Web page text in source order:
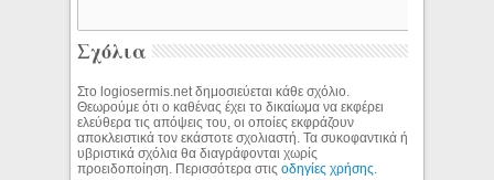
Σχόλια
Στο logiosermis.net δημοσιεύεται κάθε σχόλιο.
Θεωρούμε ότι ο καθένας έχει το δικαίωμα να εκφέρει
ελεύθερα τις απόψεις του, οι οποίες εκφράζουν
αποκλειστικά τον εκάστοτε σχολιαστή. Τα συκοφαντικά ή
υβριστικά σχόλια θα διαγράφονται χωρίς
προειδοποίηση. Περισσότερα στιςοδηγίες χρήσης.